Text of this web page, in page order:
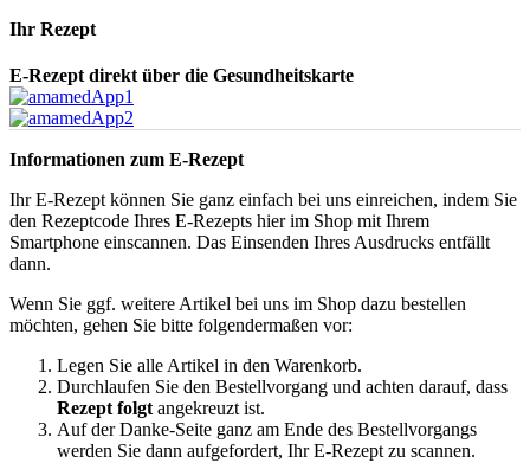
Ihr Rezept
E-Rezept direkt über die Gesundheitskarte
Informationen zum E-Rezept
Ihr E-Rezept können Sie ganz einfach bei uns einreichen, indem Sie
den Rezeptcode Ihres E-Rezepts hier im Shop mit Ihrem
Smartphone einscannen. Das Einsenden Ihres Ausdrucks entfällt
dann.
Wenn Sie ggf. weitere Artikel bei uns im Shop dazu bestellen
möchten, gehen Sie bitte folgendermaßen vor:
Legen Sie alle Artikel in den Warenkorb.
Durchlaufen Sie den Bestellvorgang und achten darauf, dass
Rezept folgtangekreuzt ist.
Auf der Danke-Seite ganz am Ende des Bestellvorgangs
werden Sie dann aufgefordert, Ihr E-Rezept zu scannen.